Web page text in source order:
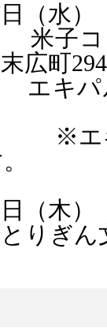
日（水
米子
広町
エキ
倉
日（木
とりぎ